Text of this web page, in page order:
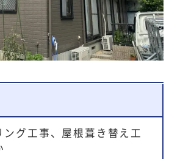
ング工事、屋根葺き替え工